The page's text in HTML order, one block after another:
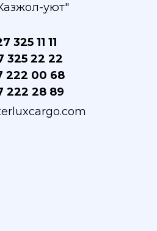
уют"
325 11 11
325 22 22
222 00 68
222 28 89